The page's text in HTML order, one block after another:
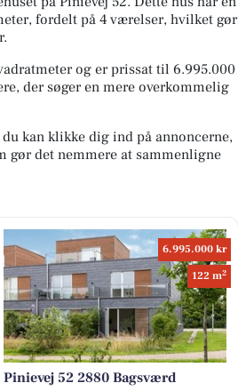
fordelt på 4 værelser, hvilket gør
og er prissat til 6.995.000
der søger en mere overkommelig
kan klikke dig ind på annoncerne,
gør det nemmere at sammenligne
6.995.000 kr
122 m2
Pinievej 52 2880 Bagsværd